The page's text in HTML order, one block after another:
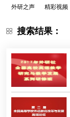
外研之声
精彩视频
搜索结果：